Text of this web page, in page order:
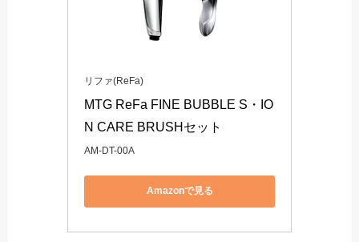
リファ(ReFa)
MTG ReFa FINE BUBBLE S・IO
N CARE BRUSHセット
AM-DT-00A
Amazonで見る